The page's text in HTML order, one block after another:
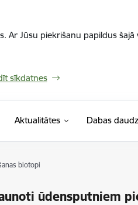
Ar Jūsu piekrišanu papildus
sīkdatnes
Aktualitātes Dabas
biotopi
ūdensputniem